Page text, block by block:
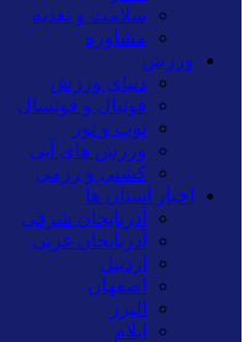
سلامت و تغذیه
مشاوره
ورزش
دنیای ورزش
فوتبال و فوتسال
توپ و تور
ورزش های آبی
کشتی و رزمی
اخبار استان ها
آذربایجان شرقی
آذربایجان غربی
اردبیل
اصفهان
البرز
ایلام